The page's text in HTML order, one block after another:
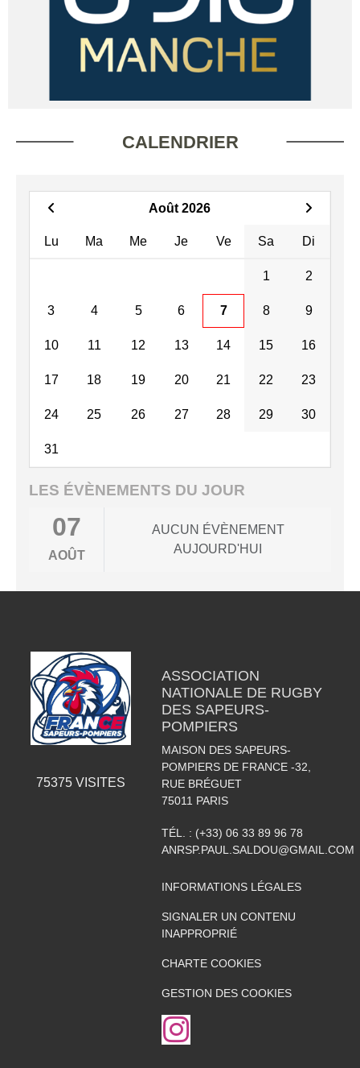
CALENDRIER
Août 2026
Lu Ma Me Je Ve Sa Di
1 2
3 4 5 6 7 8 9
10 11 12 13 14 15 16
17 18 19 20 21 22 23
24 25 26 27 28 29 30
31
LES ÉVÈNEMENTS DU JOUR
07
AOÛT
AUCUN ÉVÈNEMENT
AUJOURD'HUI
75375VISITES
ASSOCIATION
NATIONALE DE RUGBY
DES SAPEURS-
POMPIERS
MAISON DES SAPEURS-
POMPIERS DE FRANCE -32,
RUE BRÉGUET
75011 PARIS
TÉL. : (+33) 06 33 89 96 78
ANRSP.PAUL.SALDOU@GMAIL.COM
INFORMATIONS LÉGALES
SIGNALER UN CONTENU
INAPPROPRIÉ
CHARTE COOKIES
GESTION DES COOKIES